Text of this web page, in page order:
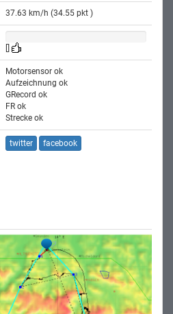
37.63 km/h (34.55 pkt )
Motorsensor ok
Aufzeichnung ok
GRecord ok
FR ok
Strecke ok
twitter facebook